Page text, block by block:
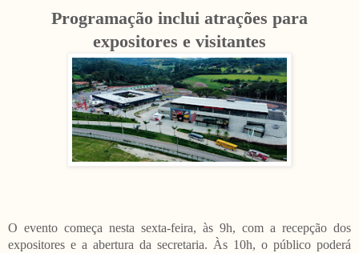
Programação inclui atrações para
expositores e visitantes
O evento começa nesta sexta-feira, às 9h, com a recepção dos
expositores e a abertura da secretaria. Às 10h, o público poderá